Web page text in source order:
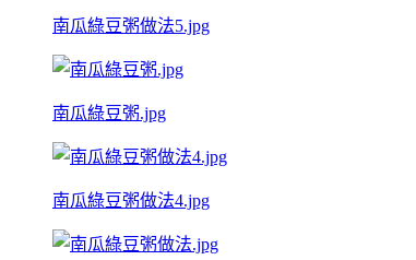
南瓜綠豆粥做法5.jpg
南瓜綠豆粥.jpg
南瓜綠豆粥做法4.jpg